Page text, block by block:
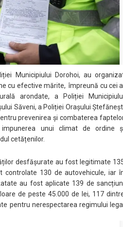
Municipiului Dorohoi, au
cu efective mărite, împreună cu cei
arondate, a Poliției
Săveni, a Poliției Orașului
prevenirea și combaterea
unui climat de ordine
cetățenilor.
desfășurate au fost legitimate
controlate 130 de autovehicule, iar
au fost aplicate 139 de
de peste 45.000 de lei, 117
pentru nerespectarea regimului